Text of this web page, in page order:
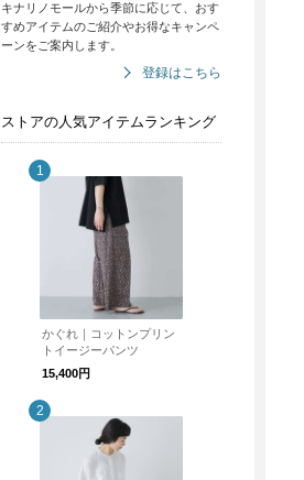
キナリノモールから季節に応じて、おす
すめアイテムのご紹介やお得なキャンペ
ーンをご案内します。
登録はこちら
ストアの人気アイテムランキング
かぐれ｜コットンプリン
トイージーパンツ
15,400円